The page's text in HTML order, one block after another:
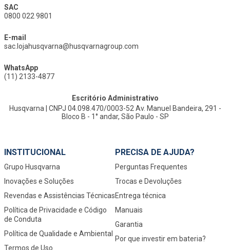
SAC
0800 022 9801
E-mail
sac.lojahusqvarna@husqvarnagroup.com
WhatsApp
(11) 2133-4877
Escritório Administrativo
Husqvarna | CNPJ 04.098.470/0003-52 Av. Manuel Bandeira, 291 -
Bloco B - 1° andar, São Paulo - SP
INSTITUCIONAL
Grupo Husqvarna
Inovações e Soluções
Revendas e Assistências Técnicas
Política de Privacidade e Código
de Conduta
Política de Qualidade e Ambiental
Termos de Uso
PRECISA DE AJUDA?
Perguntas Frequentes
Trocas e Devoluções
Entrega técnica
Manuais
Garantia
Por que investir em bateria?